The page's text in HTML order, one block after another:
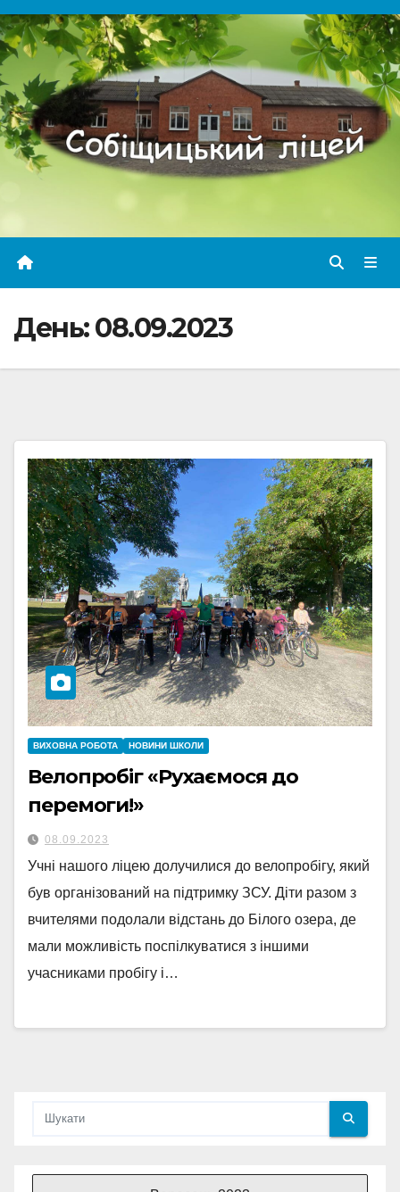
Перейти
до
вмісту
День:08.09.2023
ВИХОВНА РОБОТА НОВИНИ ШКОЛИ
Велопробіг «Рухаємося до
перемоги!»
08.09.2023
Учні нашого ліцею долучилися до велопробігу, який
був організований на підтримку ЗСУ. Діти разом з
вчителями подолали відстань до Білого озера, де
мали можливість поспілкуватися з іншими
учасниками пробігу і…